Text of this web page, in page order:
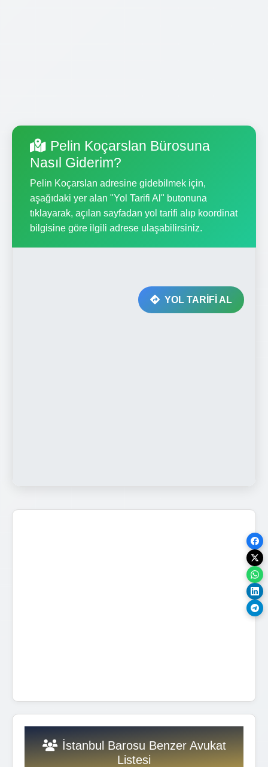
Pelin Koçarslan Bürosuna
Nasıl Giderim?
Pelin Koçarslan adresine gidebilmek için,
aşağıdaki yer alan "Yol Tarifi Al" butonuna
tıklayarak, açılan sayfadan yol tarifi alıp koordinat
bilgisine göre ilgili adrese ulaşabilirsiniz.
YOL TARİFİ AL
İstanbul Barosu Benzer Avukat
Listesi